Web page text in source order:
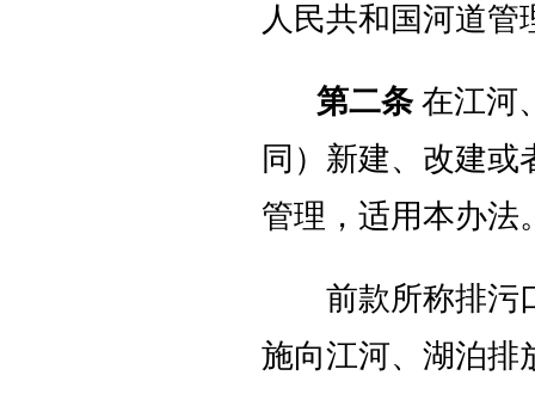
人民共和国河道
第二条在江河
同）新建、改建
管理，适用本办法
前款所称排污口
施向江河、湖泊排